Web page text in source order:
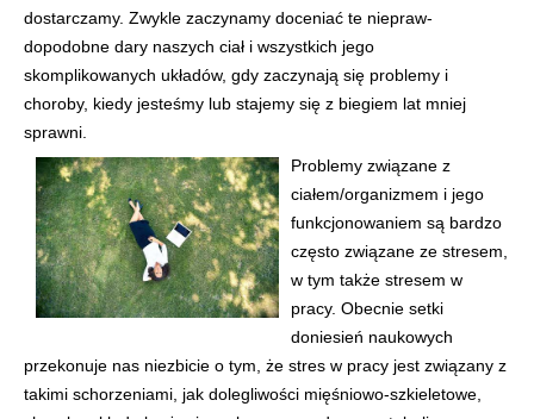
dostarczamy. Zwykle zaczynamy doceniać te niepraw-
dopodobne dary naszych ciał i wszystkich jego
skomplikowanych układów, gdy zaczynają się problemy i
choroby, kiedy jesteśmy lub stajemy się z biegiem lat mniej
sprawni.
Problemy związane z
ciałem/organizmem i jego
funkcjonowaniem są bardzo
często związane ze stresem,
w tym także stresem w
pracy. Obecnie setki
doniesień naukowych
przekonuje nas niezbicie o tym, że stres w pracy jest związany z
takimi schorzeniami, jak dolegliwości mięśniowo-szkieletowe,